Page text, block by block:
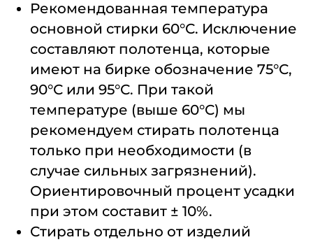
Рекомендованная температура
основной стирки 60°С. Исключение
составляют полотенца, которые
имеют на бирке обозначение 75°С,
90°С или 95°С. При такой
температуре (выше 60°С) мы
рекомендуем стирать полотенца
только при необходимости (в
случае сильных загрязнений).
Ориентировочный процент усадки
при этом составит ± 10%.
Стирать отдельно от изделий